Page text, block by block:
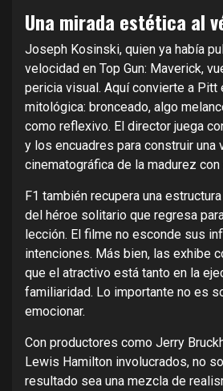
Una mirada estética al
Joseph Kosinski, quien ya había
velocidad en Top Gun: Maverick,
pericia visual. Aquí convierte a Pitt
mitológica: bronceado, algo
como reflexivo. El director juega
y los encuadres para construir una
cinematográfica de la madurez
F1 también recupera una
del héroe solitario que regresa
lección. El filme no esconde sus
intenciones. Más bien, las exhibe
que el atractivo está tanto en la
familiaridad. Lo importante no es
emocionar.
Con productores como Jerry
Lewis Hamilton involucrados, no
resultado sea una mezcla de